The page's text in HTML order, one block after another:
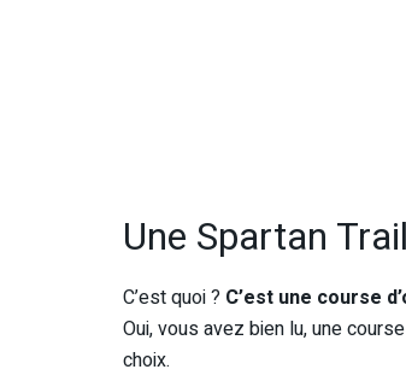
Une Spartan Trail
C’est quoi ? C’est une course
Oui, vous avez bien lu, une
choix.